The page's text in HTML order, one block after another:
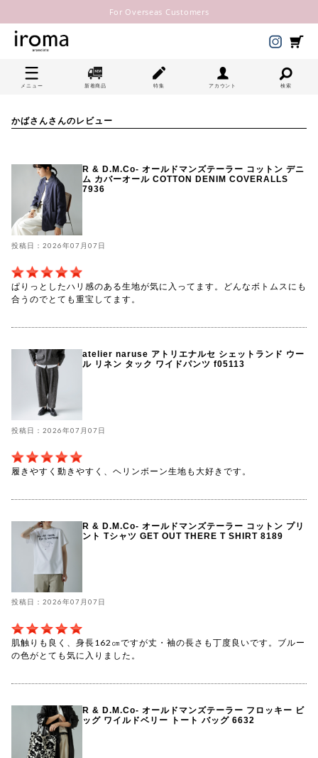
For Overseas Customers
メニュー 新着商品 特集 アカウント 検索
かばさんさんのレビュー
R & D.M.Co- オールドマンズテーラー コットン デニ
ム カバーオール COTTON DENIM COVERALLS
7936
投稿日：2026年07月07日
ぱりっとしたハリ感のある生地が気に入ってます。どんなボトムスにも
合うのでとても重宝してます。
atelier naruse アトリエナルセ シェットランド ウー
ル リネン タック ワイドパンツ f05113
投稿日：2026年07月07日
履きやすく動きやすく、ヘリンボーン生地も大好きです。
R & D.M.Co- オールドマンズテーラー コットン プリ
ント Tシャツ GET OUT THERE T SHIRT 8189
投稿日：2026年07月07日
肌触りも良く、身長162㎝ですが丈・袖の長さも丁度良いです。ブルー
の色がとても気に入りました。
R & D.M.Co- オールドマンズテーラー フロッキー ビ
ッグ ワイルドベリー トート バッグ 6632